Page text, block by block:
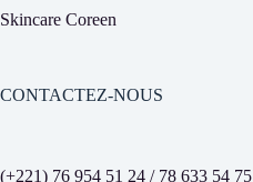
Skincare Coreen
CONTACTEZ-NOUS
(+221) 76 954 51 24 / 78 633 54 75